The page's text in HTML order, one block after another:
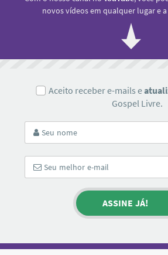
novos vídeos em qualquer lugar e
Aceito receber e-mails e
Gospel Livre.